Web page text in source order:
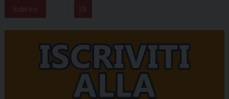
Indietro 28